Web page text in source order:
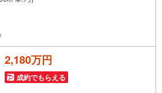
2,180万円
成約でもらえる